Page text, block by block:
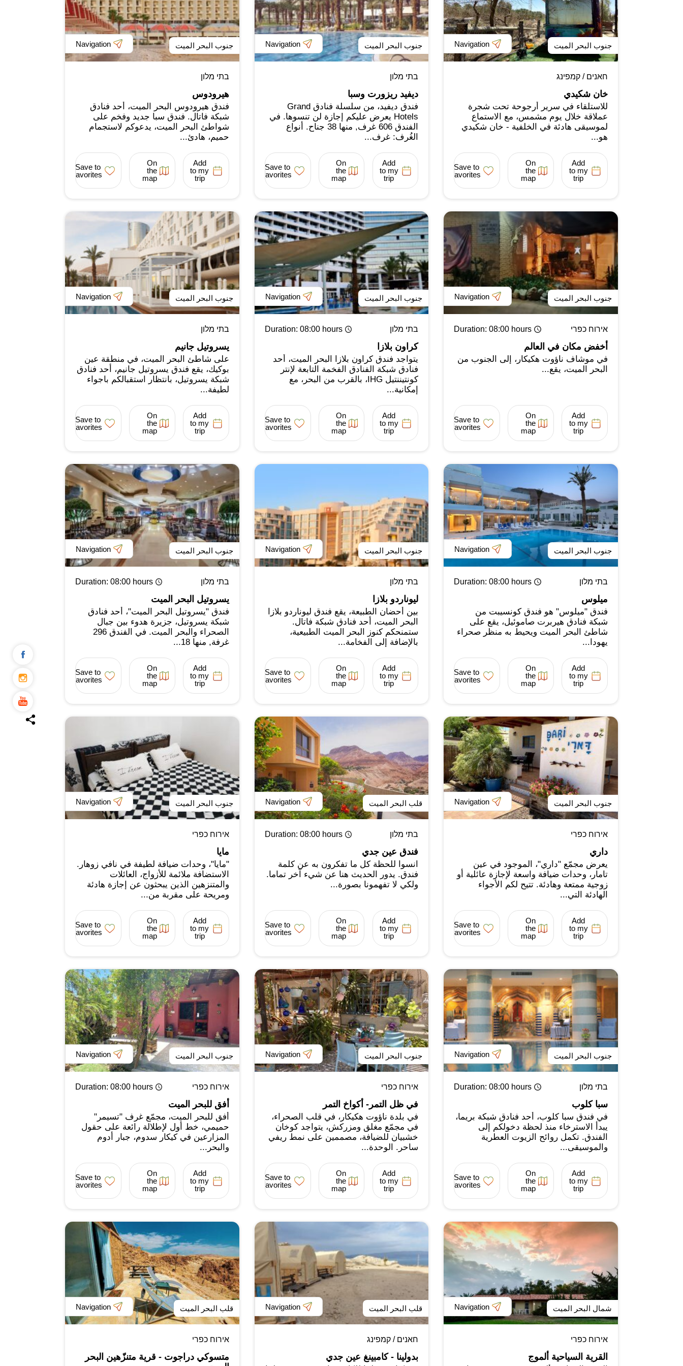
جنوب البحر الميت Navigation
חאנים / קמפינג
خان شكيدي
للاستلقاء في سرير أرجوحة تحت شجرة
عملاقة خلال يوم مشمس، مع الاستماع
لموسيقى هادئة في الخلفية - خان شكيدي
هو...
Add
to my
trip
On
the
map
Save to
favorites
جنوب البحر الميت Navigation
בתי מלון
ديفيد ريزورت وسبا
فندق ديفيد، من سلسلة فنادق Grand
Hotels يعرض عليكم إجازة لن تنسوها. في
الفندق 606 غرف, منها 38 جناح. أنواع
الغُرف: غرف...
Add
to my
trip
On
the
map
Save to
favorites
جنوب البحر الميت Navigation
בתי מלון
هيرودوس
فندق هيرودوس البحر الميت، أحد فنادق
شبكة فاتال. فندق سبا جديد وفخم على
شواطئ البحر الميت، يدعوكم لاستجمام
حميم، هادئ...
Add
to my
trip
On
the
map
Save to
favorites
جنوب البحر الميت Navigation
אירוח כפרי Duration: 08:00 hours
أخفض مكان في العالم
في موشاف ناؤوت هكيكار، إلى الجنوب من
البحر الميت، يقع...
Add
to my
trip
On
the
map
Save to
favorites
جنوب البحر الميت Navigation
בתי מלון Duration: 08:00 hours
كراون بلازا
يتواجد فندق كراون بلازا البحر الميت، أحد
فنادق شبكة الفنادق الفخمة التابعة لإنتر
كونتيننتيل IHG، بالقرب من البحر، مع
إمكانية...
Add
to my
trip
On
the
map
Save to
favorites
جنوب البحر الميت Navigation
בתי מלון
يسروتيل جانيم
على شاطئ البحر الميت، في منطقة عين
بوكيك، يقع فندق يسروتيل جانيم، أحد فنادق
شبكة يسروتيل، بانتظار استقبالكم باجواء
لطيفة...
Add
to my
trip
On
the
map
Save to
favorites
جنوب البحر الميت Navigation
בתי מלון Duration: 08:00 hours
ميلوس
فندق "ميلوس" هو فندق كونسيبت من
شبكة فنادق هيربرت صاموئيل، يقع على
شاطئ البحر الميت ويحيط به منظر صحراء
يهودا...
Add
to my
trip
On
the
map
Save to
favorites
جنوب البحر الميت Navigation
בתי מלון
ليوناردو بلازا
بين أحضان الطبيعة، يقع فندق ليوناردو بلازا
البحر الميت، أحد فنادق شبكة فاتال.
ستمنحكم كنوز البحر الميت الطبيعية،
بالإضافة إلى الفخامة...
Add
to my
trip
On
the
map
Save to
favorites
جنوب البحر الميت Navigation
בתי מלון Duration: 08:00 hours
يسروتيل البحر الميت
فندق "يسروتيل البحر الميت"، أحد فنادق
شبكة يسروتيل، جزيرة هدوء بين جبال
الصحراء والبحر الميت. في الفندق 296
غرفة, منها 18...
Add
to my
trip
On
the
map
Save to
favorites
جنوب البحر الميت Navigation
אירוח כפרי
داري
يعرض مجمّع "داري"، الموجود في عين
تامار، وحدات ضيافة واسعة لإجازة عائلية أو
زوجية ممتعة وهادئة. تتيح لكم الأجواء
الهادئة التي...
Add
to my
trip
On
the
map
Save to
favorites
قلب البحر الميت Navigation
בתי מלון Duration: 08:00 hours
فندق عين جدي
انسوا للحظة كل ما تفكرون به عن كلمة
فندق. يدور الحديث هنا عن شيء آخر تماما.
ولكي لا تفهمونا بصورة...
Add
to my
trip
On
the
map
Save to
favorites
جنوب البحر الميت Navigation
אירוח כפרי
مايا
"مايا"، وحدات ضيافة لطيفة في نافي زوهار.
الاستضافة ملائمة للأزواج، العائلات
والمتنزهين الذين يبحثون عن إجازة هادئة
ومريحة على مقربة من...
Add
to my
trip
On
the
map
Save to
favorites
جنوب البحر الميت Navigation
בתי מלון Duration: 08:00 hours
سبا كلوب
في فندق سبا كلوب، أحد فنادق شبكة بريما،
يبدأ الاسترخاء منذ لحظة دخولكم إلى
الفندق. تكمل روائح الزيوت العطرية
والموسيقى...
Add
to my
trip
On
the
map
Save to
favorites
جنوب البحر الميت Navigation
אירוח כפרי
في ظل التمر- أكواخ التمر
في بلدة ناؤوت هكيكار، في قلب الصحراء،
في مجمّع مغلق ومزركش، يتواجد كوخان
خشبيان للضيافة، مصممين على نمط ريفي
ساحر. الوحدة...
Add
to my
trip
On
the
map
Save to
favorites
جنوب البحر الميت Navigation
אירוח כפרי Duration: 08:00 hours
أفق للبحر الميت
أفق للبحر الميت، مجمّع غرف "تسيمر"
حميمي، خط أول لإطلالة رائعة على حقول
المزارعين في كيكار سدوم، جبار أدوم
والبحر...
Add
to my
trip
On
the
map
Save to
favorites
شمال البحر الميت Navigation
אירוח כפרי
القرية السياحية ألموج
قلب البحر الميت Navigation
חאנים / קמפינג
بدولينا - كامبينغ عين جدي
قلب البحر الميت Navigation
אירוח כפרי
متسوكي دراجوت - قرية متنزّهين البحر